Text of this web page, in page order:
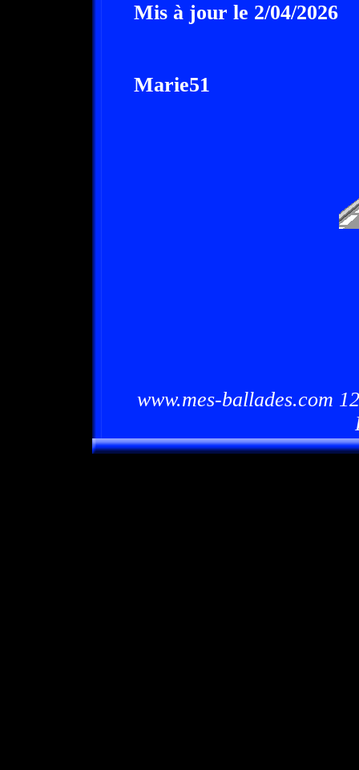
Mis à jour le 2/04/2026
Marie51
www.mes-ballades.com